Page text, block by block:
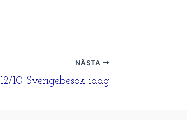
NÄSTA
12/10 Sverigebesök idag